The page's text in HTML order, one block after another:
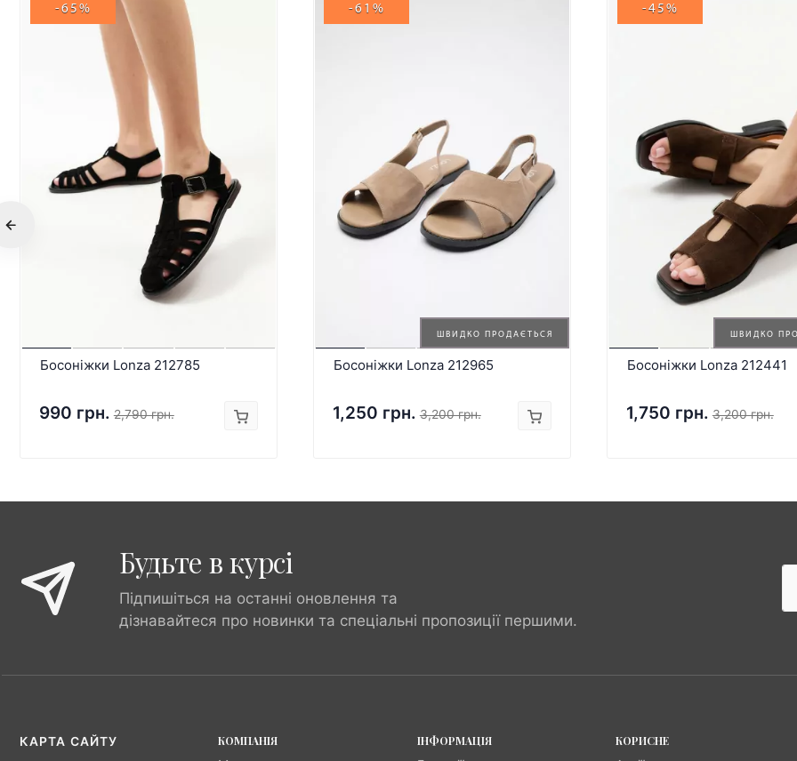
-65%
Босоніжки Lonza 212785
990 грн. 2,790 грн.
ШВИДКО ПРОДАЄТЬСЯ
-61%
Босоніжки Lonza 212965
1,250 грн. 3,200 грн.
ШВИДКО
-45%
Босоніжки Lonza 212441
1,750 грн. 3,200 грн.
Будьте в курсі
Підпишіться на останні оновлення та
дізнавайтеся про новинки та спеціальні пропозиції першими.
КАРТА САЙТУ
КОМПАНІЯ
ІНФОРМАЦІЯ
КОРИСНЕ